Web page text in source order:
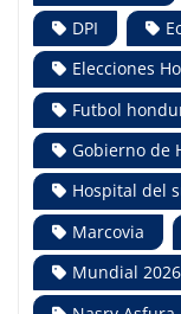
DPI
Elecciones
Futbol
Gobierno de
Hospital del
Marcovia
Mundial 2026